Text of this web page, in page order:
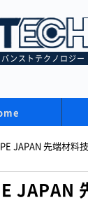
ンストテクノロジー
JAPAN 先端材
JAPAN